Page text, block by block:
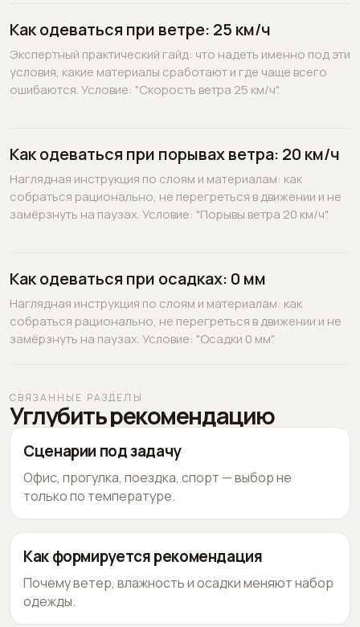
Как одеваться при ветре: 25 км/ч
Экспертный практический гайд: что надеть именно под эти
условия, какие материалы сработают и где чаще всего
ошибаются. Условие: "Скорость ветра 25 км/ч".
Как одеваться при порывах ветра: 20 км/ч
Наглядная инструкция по слоям и материалам: как
собраться рационально, не перегреться в движении и не
замёрзнуть на паузах. Условие: "Порывы ветра 20 км/ч".
Как одеваться при осадках: 0 мм
Наглядная инструкция по слоям и материалам: как
собраться рационально, не перегреться в движении и не
замёрзнуть на паузах. Условие: "Осадки 0 мм".
СВЯЗАННЫЕ РАЗДЕЛЫ
Углубить рекомендацию
Сценарии под задачу
Офис, прогулка, поездка, спорт — выбор не
только по температуре.
Как формируется рекомендация
Почему ветер, влажность и осадки меняют набор
одежды.